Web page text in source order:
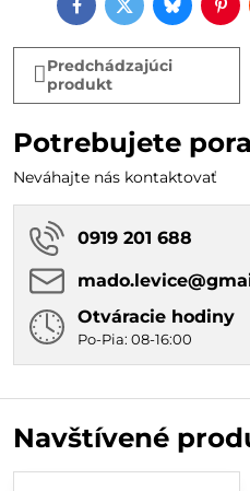
FacebookTwitterBluesky
Predchádzajúci
produkt
Potrebujete
Neváhajte nás kontaktovať
0919 201 688
Otváracie hodiny
Po-Pia: 08-16:00
Navštívené